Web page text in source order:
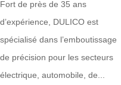
Fort de près de 35 ans
d’expérience, DULICO est
spécialisé dans l’emboutissage
de précision pour les secteurs
électrique, automobile, de...